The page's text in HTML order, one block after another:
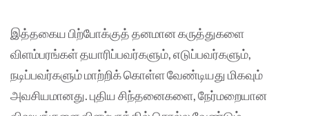
இத்தகைய பிற்போக்குத் தனமான கருத்துகளை
விளம்பரங்கள் தயாரிப்பவர்களும், எடுப்பவர்களும்,
நடிப்பவர்களும் மாற்றிக் கொள்ள வேண்டியது மிகவும்
அவசியமானது. புதிய சிந்தனைகளை, நேர்மறையான